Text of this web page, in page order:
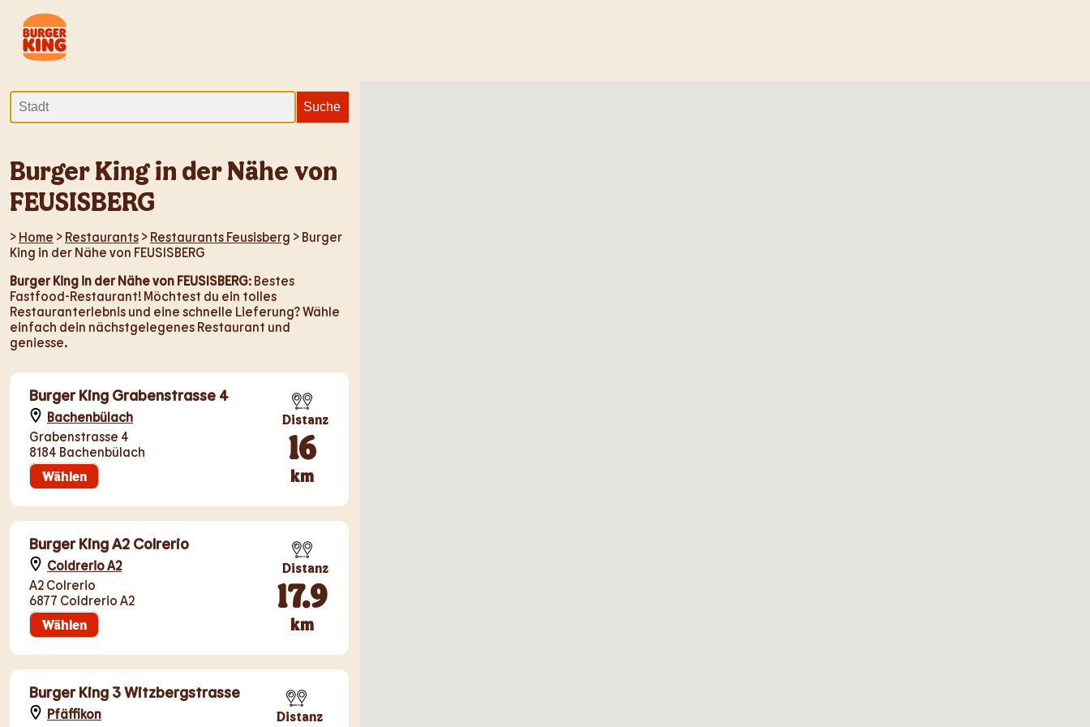
Burger King in der Nähe von
FEUSISBERG
> Home > Restaurants > Restaurants Feusisberg > Burger
King in der Nähe von FEUSISBERG
Burger King in der Nähe von FEUSISBERG: Bestes
Fastfood-Restaurant! Möchtest du ein tolles
Restauranterlebnis und eine schnelle Lieferung? Wähle
einfach dein nächstgelegenes Restaurant und
geniesse.
Burger King Grabenstrasse 4
Bachenbülach
Grabenstrasse 4
8184 Bachenbülach
Wählen
Distanz
16
km
Burger King A2 Colrerio
Coldrerio A2
A2 Colrerio
6877 Coldrerio A2
Wählen
Distanz
17.9
km
Burger King 3 Witzbergstrasse
Pfäffikon
Distanz